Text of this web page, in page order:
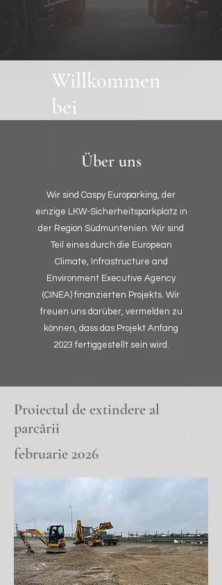
Willkommen
bei
Über uns
Wir sind Caspy Europarking, der
einzige LKW-Sicherheitsparkplatz in
der Region Südmuntenien. Wir sind
Teil eines durch die European
Climate, Infrastructure and
Environment Executive Agency
(CINEA) finanzierten Projekts. Wir
freuen uns darüber, vermelden zu
können, dass das Projekt Anfang
2023 fertiggestellt sein wird.
Proiectul de extindere al
parcării
februarie 2026